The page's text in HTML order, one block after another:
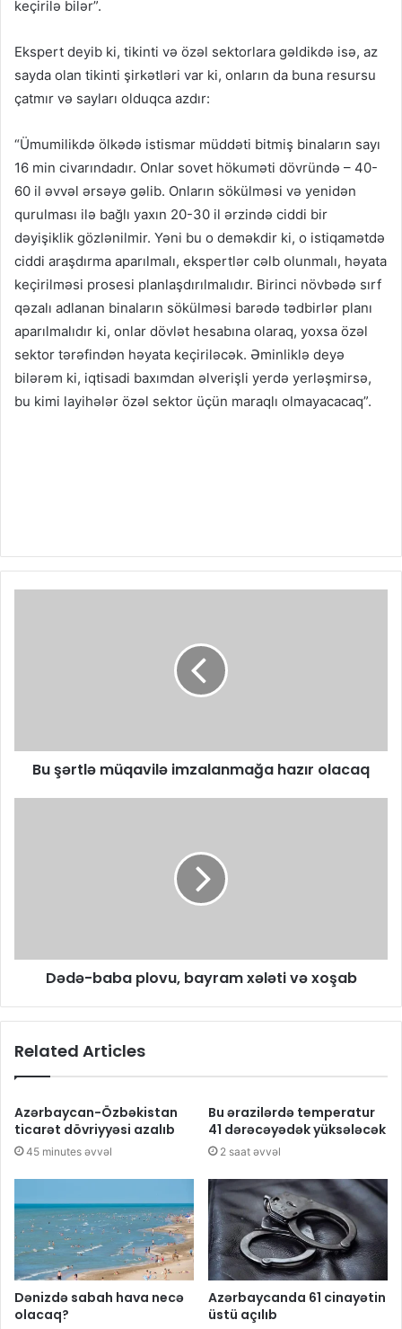
keçirilə bilər”.
Ekspert deyib ki, tikinti və özəl sektorlara gəldikdə isə, az
sayda olan tikinti şirkətləri var ki, onların da buna resursu
çatmır və sayları olduqca azdır:
“Ümumilikdə ölkədə istismar müddəti bitmiş binaların sayı
16 min civarındadır. Onlar sovet hökuməti dövründə – 40-
60 il əvvəl ərsəyə gəlib. Onların sökülməsi və yenidən
qurulması ilə bağlı yaxın 20-30 il ərzində ciddi bir
dəyişiklik gözlənilmir. Yəni bu o deməkdir ki, o istiqamətdə
ciddi araşdırma aparılmalı, ekspertlər cəlb olunmalı, həyata
keçirilməsi prosesi planlaşdırılmalıdır. Birinci növbədə sırf
qəzalı adlanan binaların sökülməsi barədə tədbirlər planı
aparılmalıdır ki, onlar dövlət hesabına olaraq, yoxsa özəl
sektor tərəfindən həyata keçiriləcək. Əminliklə deyə
bilərəm ki, iqtisadi baxımdan əlverişli yerdə yerləşmirsə,
bu kimi layihələr özəl sektor üçün maraqlı olmayacacaq”.
Bu şərtlə müqavilə imzalanmağa hazır olacaq
Dədə-baba plovu, bayram xələti və xoşab
Related Articles
Azərbaycan-Özbəkistan
ticarət dövriyyəsi azalıb
45 minutes əvvəl
Bu ərazilərdə temperatur
41 dərəcəyədək yüksələcək
2 saat əvvəl
Dənizdə sabah hava necə
olacaq?
Azərbaycanda 61 cinayətin
üstü açılıb